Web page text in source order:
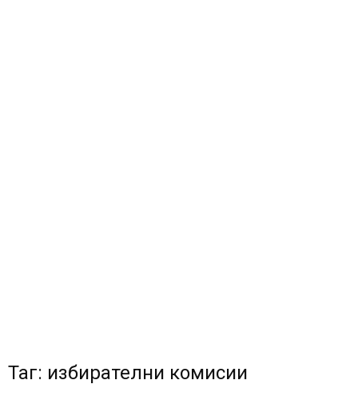
Таг: избирателни комисии